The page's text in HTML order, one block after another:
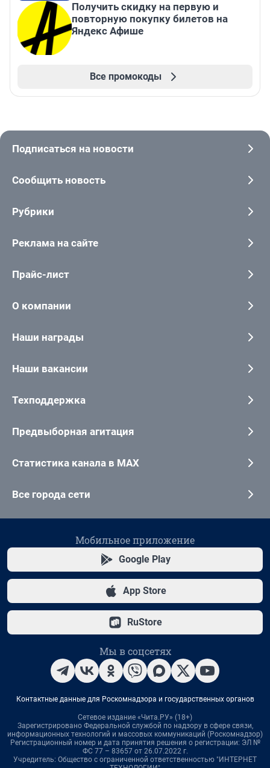
Получить скидку на первую и
повторную покупку билетов на
Яндекс Афише
Все промокоды
Подписаться на новости
Сообщить новость
Рубрики
Реклама на сайте
Прайс-лист
О компании
Наши награды
Наши вакансии
Техподдержка
Предвыборная агитация
Статистика канала в MAX
Все города сети
Мобильное приложение
Google Play
App Store
RuStore
Мы в соцсетях
Контактные данные для Роскомнадзора и государственных органов
Сетевое издание «Чита.РУ» (18+)
Зарегистрировано Федеральной службой по надзору в сфере связи,
информационных технологий и массовых коммуникаций (Роскомнадзор)
Регистрационный номер и дата принятия решения о регистрации: ЭЛ №
ФС 77 – 83657 от 26.07.2022 г.
Учредитель: Общество с ограниченной ответственностью "ИНТЕРНЕТ